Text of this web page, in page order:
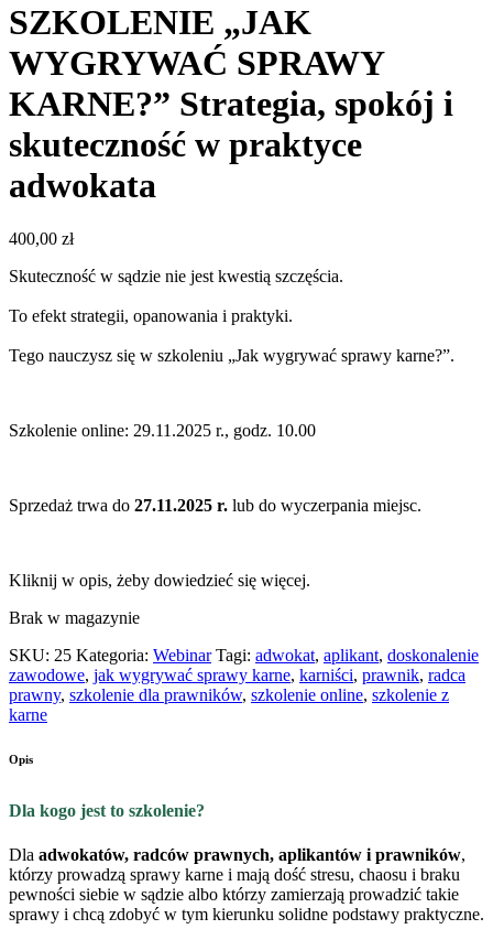
SZKOLENIE „JAK
WYGRYWAĆ SPRAWY
KARNE?” Strategia, spokój i
skuteczność w praktyce
adwokata
400,00 zł
Skuteczność w sądzie nie jest kwestią szczęścia.
To efekt strategii, opanowania i praktyki.
Tego nauczysz się w szkoleniu „Jak wygrywać sprawy karne?”.
Szkolenie online: 29.11.2025 r., godz. 10.00
Sprzedaż trwa do 27.11.2025 r. lub do wyczerpania miejsc.
Kliknij w opis, żeby dowiedzieć się więcej.
Brak w magazynie
SKU: 25 Kategoria: Webinar Tagi: adwokat, aplikant, doskonalenie
zawodowe, jak wygrywać sprawy karne, karniści, prawnik, radca
prawny, szkolenie dla prawników, szkolenie online, szkolenie z
karne
Opis
Dla kogo jest to szkolenie?
Dla adwokatów, radców prawnych, aplikantów i prawników,
którzy prowadzą sprawy karne i mają dość stresu, chaosu i braku
pewności siebie w sądzie albo którzy zamierzają prowadzić takie
sprawy i chcą zdobyć w tym kierunku solidne podstawy praktyczne.